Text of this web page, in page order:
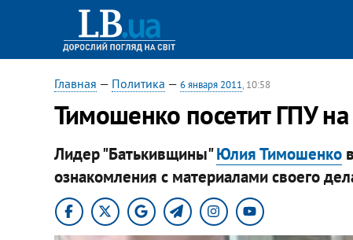
Главная — Политика — 6 января 2011, 10:58
Тимошенко посетит ГПУ
Лидер "Батькивщины"Юлия Тимошенко
ознакомления с материалами своего